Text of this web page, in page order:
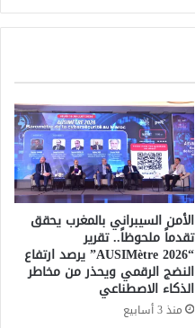
الأمن السيبراني بالمغرب يحقق
تقدماً ملحوظاً.. تقرير
“AUSIMètre 2026” يرصد ارتفاع
النضج الرقمي ويحذر من مخاطر
الذكاء الاصطناعي
منذ 3 أسابيع